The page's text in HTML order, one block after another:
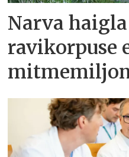
Narva
ravikorpuse